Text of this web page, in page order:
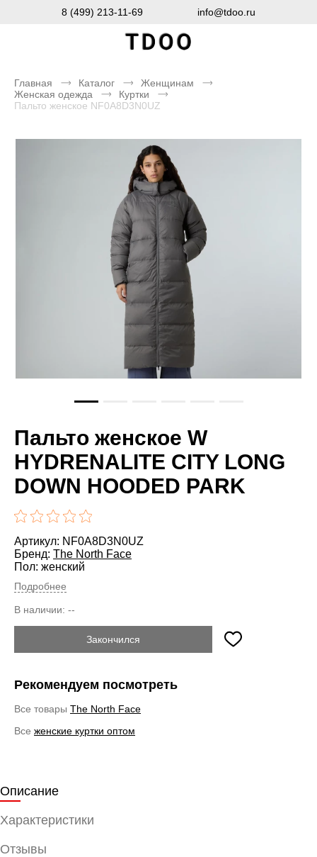
8 (499) 213-11-69 info@tdoo.ru
Главная Каталог
Женщинам
Женская одежда
Куртки
Пальто женское NF0A8D3N0UZ
Пальто женское W
HYDRENALITE CITY LONG
DOWN HOODED PARK
Артикул: NF0A8D3N0UZ
Бренд: The North Face
Пол: женский
Подробнее
В наличии: --
Закончился
Рекомендуем посмотреть
Все товары The North Face
Все женские куртки оптом
Описание
Характеристики
Отзывы